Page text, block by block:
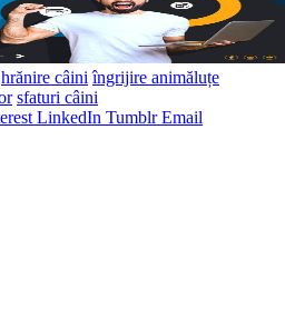
hrănire câini îngrijire animăluțe
sfaturi câini
LinkedIn Tumblr Email